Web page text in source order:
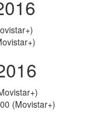
(Movistar+)